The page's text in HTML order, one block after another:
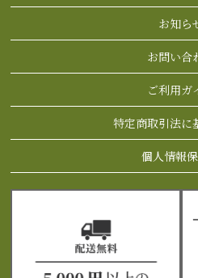
お知ら
お問い合
ご利用ガ
特定商取引法に
個人情報